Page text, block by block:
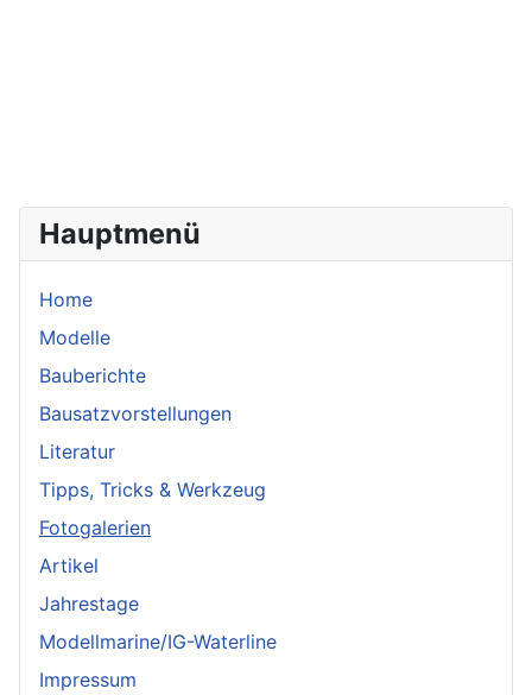
Hauptmenü
Home
Modelle
Bauberichte
Bausatzvorstellungen
Literatur
Tipps, Tricks & Werkzeug
Fotogalerien
Artikel
Jahrestage
Modellmarine/IG-Waterline
Impressum